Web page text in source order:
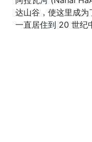
达山谷，使这里成
一直居住到 20 世纪